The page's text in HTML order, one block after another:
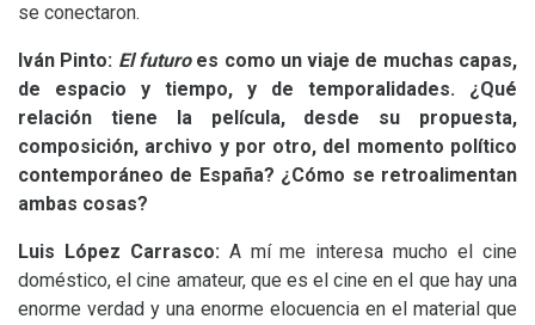
se conectaron.
Iván Pinto: El futuroes como un viaje de muchas capas,
de espacio y tiempo, y de temporalidades. ¿Qué
relación tiene la película, desde su propuesta,
composición, archivo y por otro, del momento político
contemporáneo de España? ¿Cómo se retroalimentan
ambas cosas?
Luis López Carrasco: A mí me interesa mucho el cine
doméstico, el cine amateur, que es el cine en el que hay una
enorme verdad y una enorme elocuencia en el material que